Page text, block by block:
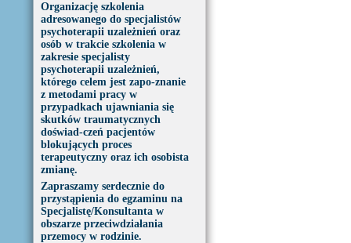
Organizację szkolenia
adresowanego do specjalistów
psychoterapii uzależnień oraz
osób w trakcie szkolenia w
zakresie specjalisty
psychoterapii uzależnień,
którego celem jest zapo-znanie
z metodami pracy w
przypadkach ujawniania się
skutków traumatycznych
doświad-czeń pacjentów
blokujących proces
terapeutyczny oraz ich osobista
zmianę.
Zapraszamy serdecznie do
przystąpienia do egzaminu na
Specjalistę/Konsultanta w
obszarze przeciwdziałania
przemocy w rodzinie.